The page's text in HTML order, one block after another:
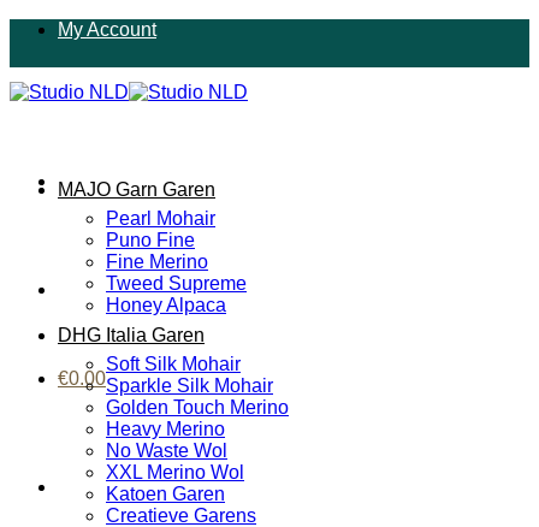
inhoud
My Account
€0.00
MAJO Garn Garen
Pearl Mohair
Puno Fine
Fine Merino
Tweed Supreme
Honey Alpaca
DHG Italia Garen
Soft Silk Mohair
Sparkle Silk Mohair
Golden Touch Merino
Heavy Merino
No Waste Wol
XXL Merino Wol
Katoen Garen
Creatieve Garens